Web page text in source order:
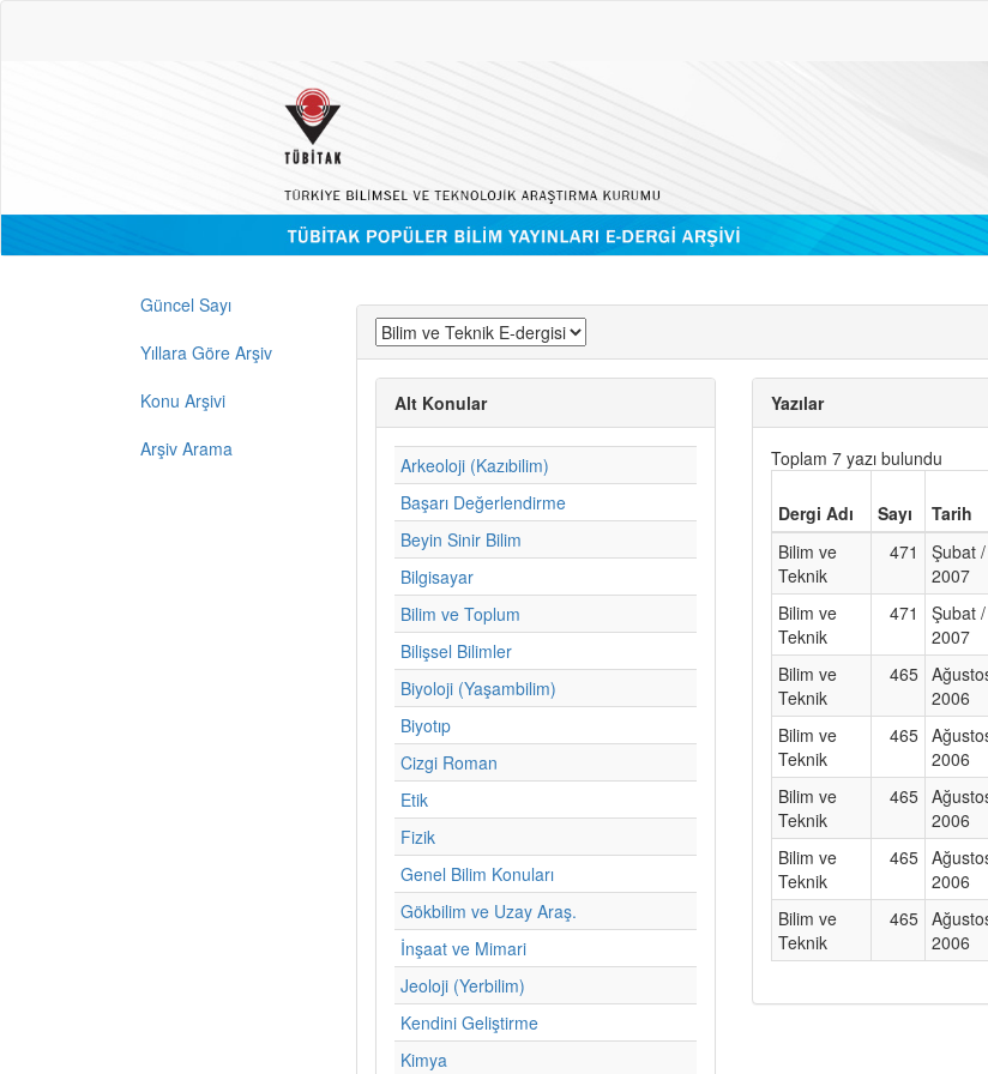
Güncel Sayı
Yıllara Göre Arşiv
Konu Arşivi
Arşiv Arama
Alt Konular
Arkeoloji (Kazıbilim)
Başarı Değerlendirme
Beyin Sinir Bilim
Bilgisayar
Bilim ve Toplum
Bilişsel Bilimler
Biyoloji (Yaşambilim)
Biyotıp
Cizgi Roman
Etik
Fizik
Genel Bilim Konuları
Gökbilim ve Uzay Araş.
İnşaat ve Mimari
Jeoloji (Yerbilim)
Kendini Geliştirme
Kimya
Yazılar
Toplam 7 yazı bulundu
Dergi Adı Sayı Tarih
Bilim ve
Teknik
471
Şubat /
2007
Bilim ve
Teknik
471
Şubat /
2007
Bilim ve
Teknik
465
2006
Bilim ve
Teknik
465
2006
Bilim ve
Teknik
465
2006
Bilim ve
Teknik
465
2006
Bilim ve
Teknik
465
2006